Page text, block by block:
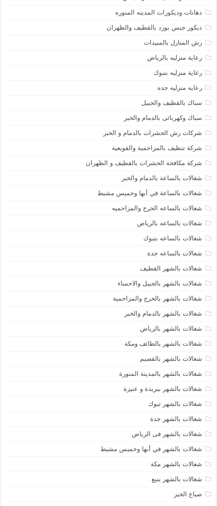
دهانات وديكورات المدينه المنوره
ديكور جبس بورد بالقطيف والظهران
رش المنازل بالمبيدات
رعاية منزليه بالرياض
رعاية منزليه بتبوك
رعايه منزليه جده
سباك بالقظيف والجبيل
سباك وكهربائى بالدمام والخبر
شركات رش الحشرات بالدمام و الخبر
شركة تنظيف بالمزاحمية والقويعية
شركة مكافحة الحشرات بالقطيف و الظهران
شغالات بالساعة بالدمام والخبر
شغالات بالساعة في أبها وخميس مشيط
شغالات بالساعه الخرج والمزاحميه
شغالات بالساعه بالرياض
شغالات بالساعه بتبوك
شغالات بالساعه جدة
شغالات بالشهر القطيف
شغالات بالشهر بالجبيل والاحساء
شغالات بالشهر بالخرج والمزاحمية
شغالات بالشهر بالدمام والخبر
شغالات بالشهر بالرياض
شغالات بالشهر بالطائف ومكة
شغالات بالشهر بالقصيم
شغالات بالشهر بالمدينة المنورة
شغالات بالشهر ببريدة و عنيزة
شغالات بالشهر تبوك
شغالات بالشهر جدة
شغالات بالشهر فى الرياض
شغالات بالشهر في أبها وخميس مشيط
شغالات بالشهر مكة
شغالات بالشهر ينبع
صباغ الخبر